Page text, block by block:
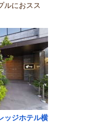
ルにおスス
ッジホテル横